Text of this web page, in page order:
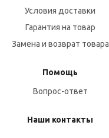
Условия доставки
Гарантия на товар
Замена и возврат товара
Помощь
Вопрос-ответ
Наши контакты